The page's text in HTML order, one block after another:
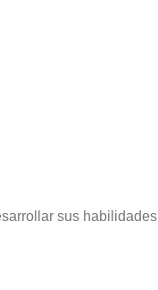
sus habilidades